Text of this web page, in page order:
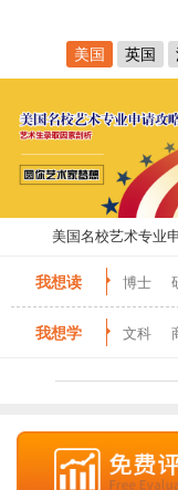
美国
英国
美国名校艺术专业
我想读 博士
我想学 文科